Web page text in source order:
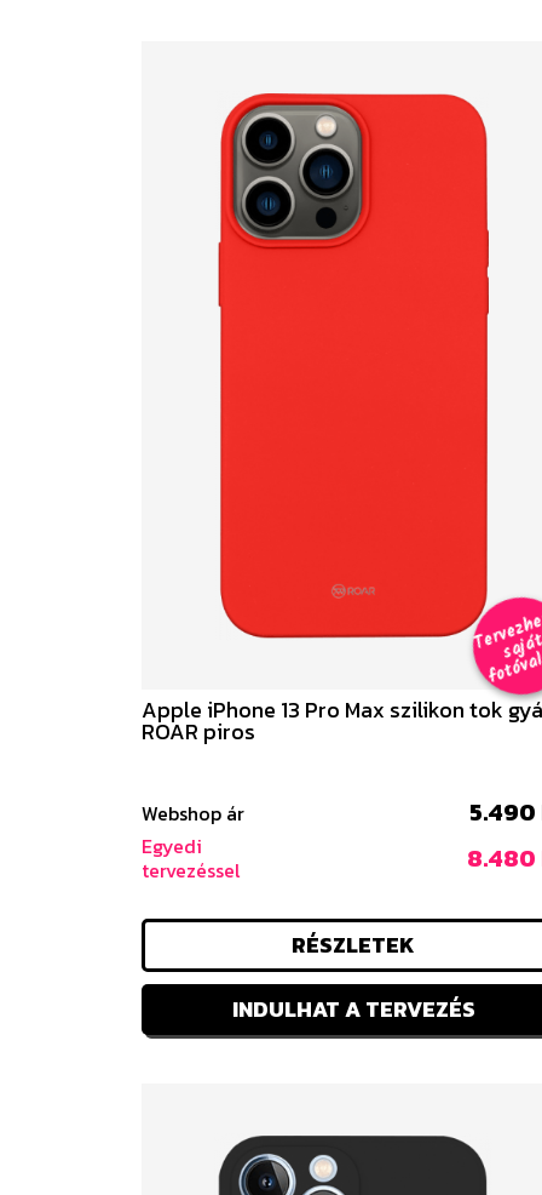
T
t
al
Apple iPhone 13 Pro Max szilikon tok
ROAR piros
Webshop ár 5.490
Egyedi
tervezéssel
8.480
RÉSZLETEK
INDULHAT A TERVEZÉS